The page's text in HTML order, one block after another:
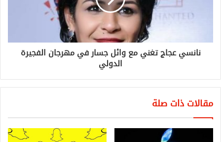
نانسي عجاج تغني مع وائل جسار في مهرجان الفجيرة
الدولي
مقالات ذات صلة